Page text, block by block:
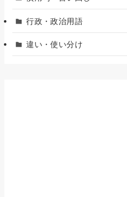
行政・政治用語
違い・使い分け